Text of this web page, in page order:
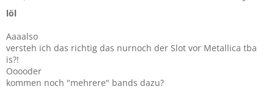
löl
Aaaalso
versteh ich das richtig das nurnoch der Slot vor Metallica tba
is?!
Ooooder
kommen noch "mehrere" bands dazu?